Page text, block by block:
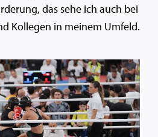
das sehe ich auch bei
Kollegen in meinem Umfeld.